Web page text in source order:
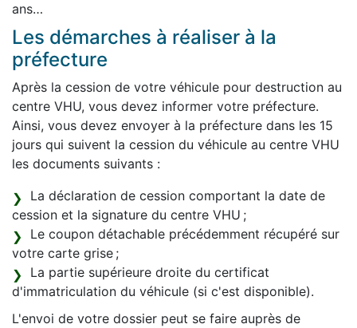
ans…
Les démarches à réaliser à la
préfecture
Après la cession de votre véhicule pour destruction au
centre VHU, vous devez informer votre préfecture.
Ainsi, vous devez envoyer à la préfecture dans les 15
jours qui suivent la cession du véhicule au centre VHU
les documents suivants :
La déclaration de cession comportant la date de
cession et la signature du centre VHU ;
Le coupon détachable précédemment récupéré sur
votre carte grise ;
La partie supérieure droite du certificat
d'immatriculation du véhicule (si c'est disponible).
L'envoi de votre dossier peut se faire auprès de